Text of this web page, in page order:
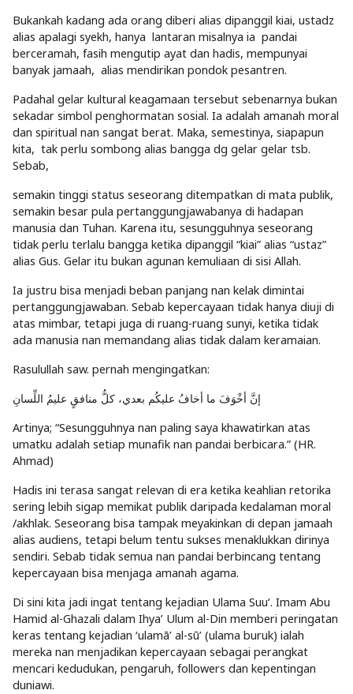
Bukankah kadang ada orang diberi alias dipanggil kiai, ustadz
alias apalagi syekh, hanya lantaran misalnya ia pandai
berceramah, fasih mengutip ayat dan hadis, mempunyai
banyak jamaah, alias mendirikan pondok pesantren.
Padahal gelar kultural keagamaan tersebut sebenarnya bukan
sekadar simbol penghormatan sosial. Ia adalah amanah moral
dan spiritual nan sangat berat. Maka, semestinya, siapapun
kita, tak perlu sombong alias bangga dg gelar gelar tsb.
Sebab,
semakin tinggi status seseorang ditempatkan di mata publik,
semakin besar pula pertanggungjawabanya di hadapan
manusia dan Tuhan. Karena itu, sesungguhnya seseorang
tidak perlu terlalu bangga ketika dipanggil “kiai” alias “ustaz”
alias Gus. Gelar itu bukan agunan kemuliaan di sisi Allah.
Ia justru bisa menjadi beban panjang nan kelak dimintai
pertanggungjawaban. Sebab kepercayaan tidak hanya diuji di
atas mimbar, tetapi juga di ruang-ruang sunyi, ketika tidak
ada manusia nan memandang alias tidak dalam keramaian.
Rasulullah saw. pernah mengingatkan:
إنَّ أخْوَفَ ما أخافُ عليكُم بعدي، كلُّ منافقٍ عليمُ اللِّسانِ
Artinya; “Sesungguhnya nan paling saya khawatirkan atas
umatku adalah setiap munafik nan pandai berbicara.” (HR.
Ahmad)
Hadis ini terasa sangat relevan di era ketika keahlian retorika
sering lebih sigap memikat publik daripada kedalaman moral
/akhlak. Seseorang bisa tampak meyakinkan di depan jamaah
alias audiens, tetapi belum tentu sukses menaklukkan dirinya
sendiri. Sebab tidak semua nan pandai berbincang tentang
kepercayaan bisa menjaga amanah agama.
Di sini kita jadi ingat tentang kejadian Ulama Suu‘. Imam Abu
Hamid al-Ghazali dalam Ihya’ Ulum al-Din memberi peringatan
keras tentang kejadian ‘ulamā’ al-sū’ (ulama buruk) ialah
mereka nan menjadikan kepercayaan sebagai perangkat
mencari kedudukan, pengaruh, followers dan kepentingan
duniawi.